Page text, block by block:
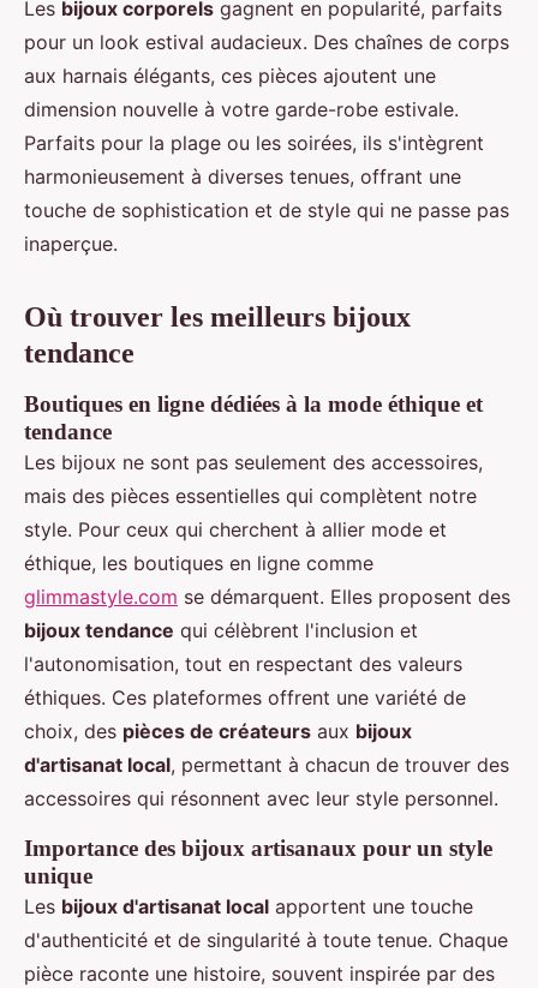
Les bijoux corporels gagnent en popularité, parfaits
pour un look estival audacieux. Des chaînes de corps
aux harnais élégants, ces pièces ajoutent une
dimension nouvelle à votre garde-robe estivale.
Parfaits pour la plage ou les soirées, ils s'intègrent
harmonieusement à diverses tenues, offrant une
touche de sophistication et de style qui ne passe pas
inaperçue.
Où trouver les meilleurs bijoux
tendance
Boutiques en ligne dédiées à la mode éthique et
tendance
Les bijoux ne sont pas seulement des accessoires,
mais des pièces essentielles qui complètent notre
style. Pour ceux qui cherchent à allier mode et
éthique, les boutiques en ligne comme
glimmastyle.com se démarquent. Elles proposent des
bijoux tendance qui célèbrent l'inclusion et
l'autonomisation, tout en respectant des valeurs
éthiques. Ces plateformes offrent une variété de
choix, des pièces de créateurs aux bijoux
d'artisanat local, permettant à chacun de trouver des
accessoires qui résonnent avec leur style personnel.
Importance des bijoux artisanaux pour un style
unique
Les bijoux d'artisanat local apportent une touche
d'authenticité et de singularité à toute tenue. Chaque
pièce raconte une histoire, souvent inspirée par des